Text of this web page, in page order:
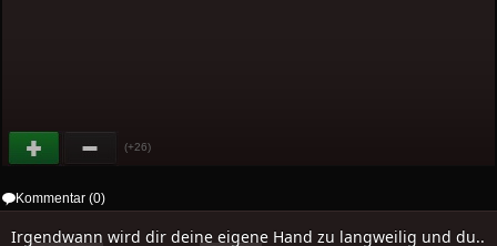
(+26)
Kommentar (0)
Irgendwann wird dir deine eigene Hand zu langweilig und du..